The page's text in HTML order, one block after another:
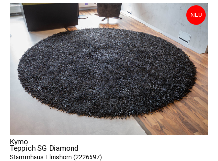
Kymo
Teppich SG Diamond
Stammhaus Elmshorn (2226597)